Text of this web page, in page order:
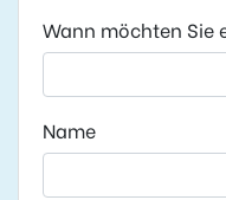
Wann möchten Sie
Name